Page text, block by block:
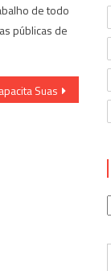
de todo
públicas de
Suas